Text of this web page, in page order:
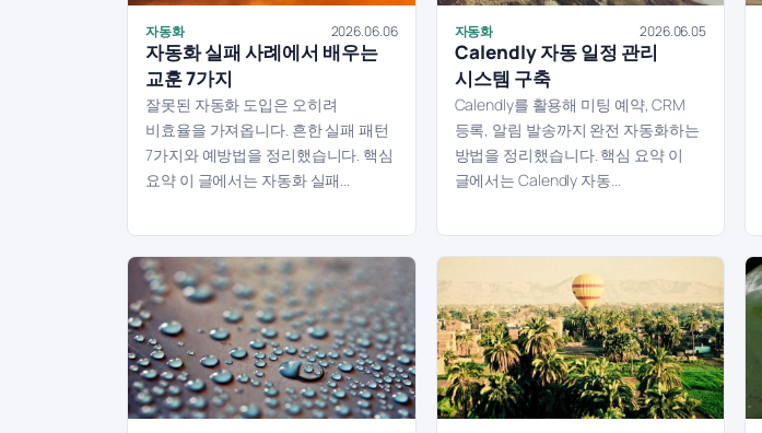
자동화 2026.06.06
자동화 실패 사례에서 배우는
교훈 7가지
잘못된 자동화 도입은 오히려
비효율을 가져옵니다. 흔한 실패 패턴
7가지와 예방법을 정리했습니다. 핵심
요약 이 글에서는 자동화 실패...
자동화 2026.06.05
Calendly 자동 일정 관리
시스템 구축
Calendly를 활용해 미팅 예약, CRM
등록, 알림 발송까지 완전 자동화하는
방법을 정리했습니다. 핵심 요약 이
글에서는 Calendly 자동...